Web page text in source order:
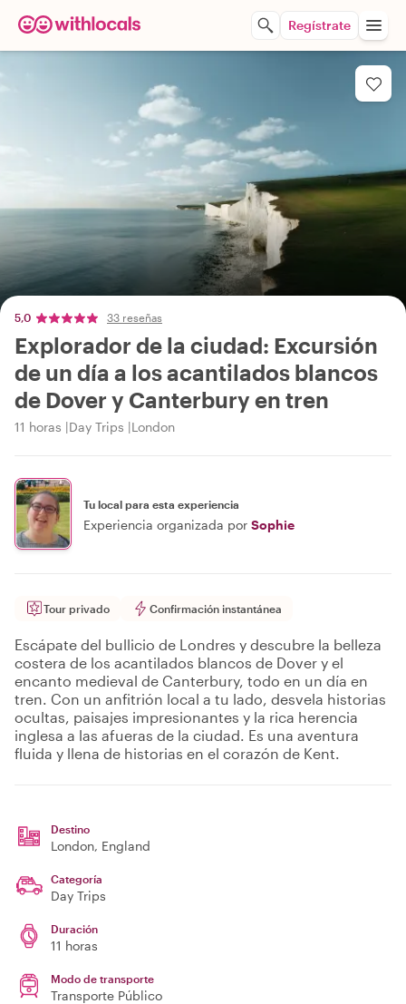
Regístrate
5,0 33 reseñas
Explorador de la ciudad: Excursión
de un día a los acantilados blancos
de Dover y Canterbury en tren
11 horas Day Trips London
Tu local para esta experiencia
Experiencia organizada por Sophie
Tour privado Confirmación instantánea
Escápate del bullicio de Londres y descubre la belleza
costera de los acantilados blancos de Dover y el
encanto medieval de Canterbury, todo en un día en
tren. Con un anfitrión local a tu lado, desvela historias
ocultas, paisajes impresionantes y la rica herencia
inglesa a las afueras de la ciudad. Es una aventura
fluida y llena de historias en el corazón de Kent.
Destino
London, England
Categoría
Day Trips
Duración
11 horas
Modo de transporte
Transporte Público